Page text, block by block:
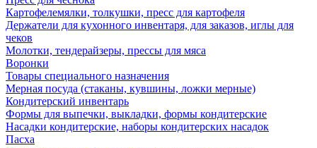
Картофелемялки, толкушки, пресс для картофеля
Держатели для кухонного инвентаря, для заказов, иглы для
чеков
Молотки, тендерайзеры, прессы для мяса
Воронки
Товары специального назначения
Мерная посуда (стаканы, кувшины, ложки мерные)
Кондитерский инвентарь
Формы для выпечки, выкладки, формы кондитерские
Насадки кондитерские, наборы кондитерских насадок
Пасха